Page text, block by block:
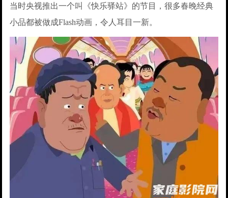
当时央视推出一个叫《快乐驿站》的节目，很多春晚经典
小品都被做成Flash动画，令人耳目一新。